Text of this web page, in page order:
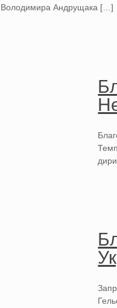
Володимира Андрущака […]